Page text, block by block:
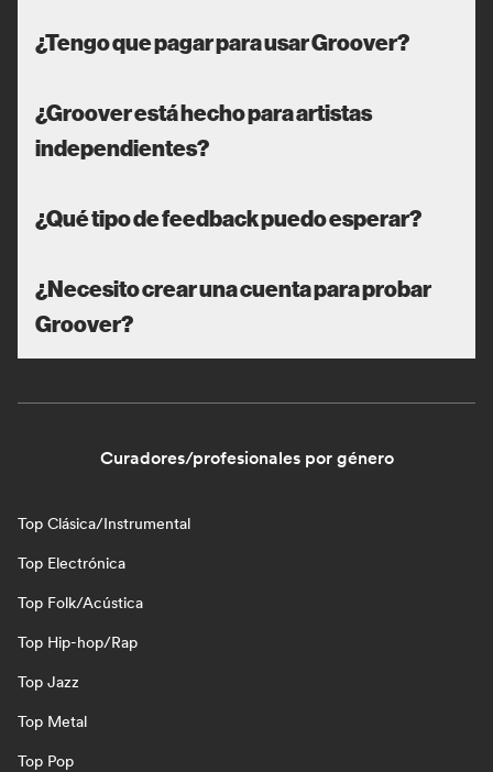
¿Tengo que pagar para usar Groover?
¿Groover está hecho para artistas
independientes?
¿Qué tipo de feedback puedo esperar?
¿Necesito crear una cuenta para probar
Groover?
Curadores/profesionales por género
Top Clásica/Instrumental
Top Electrónica
Top Folk/Acústica
Top Hip-hop/Rap
Top Jazz
Top Metal
Top Pop